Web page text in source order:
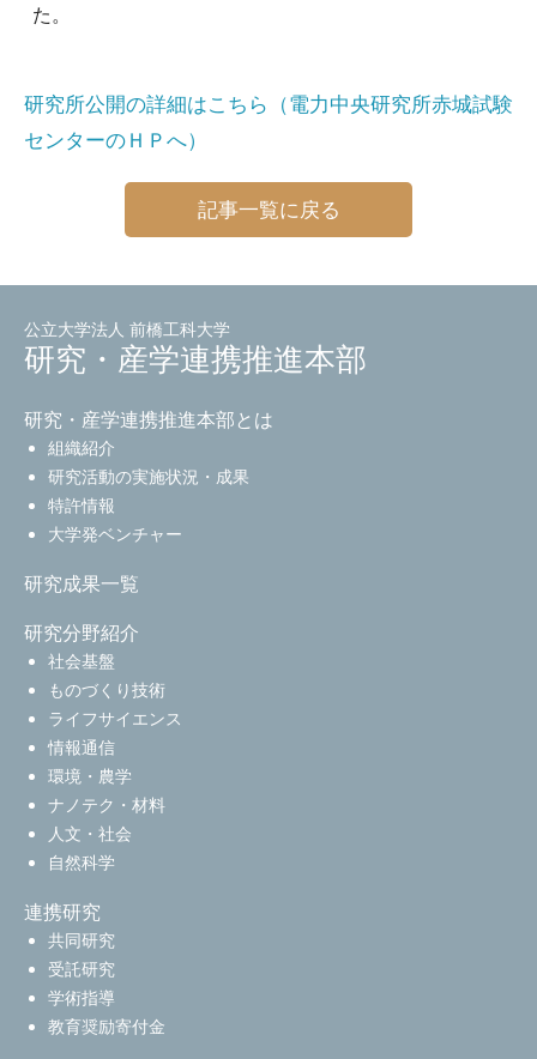
た。
研究所公開の詳細はこちら（電力中央研究所赤城試験
センターのＨＰへ）
記事一覧に戻る
公立大学法人 前橋工科大学
研究・産学連携推進本部
研究・産学連携推進本部とは
組織紹介
研究活動の実施状況・成果
特許情報
大学発ベンチャー
研究成果一覧
研究分野紹介
社会基盤
ものづくり技術
ライフサイエンス
情報通信
環境・農学
ナノテク・材料
人文・社会
自然科学
連携研究
共同研究
受託研究
学術指導
教育奨励寄付金